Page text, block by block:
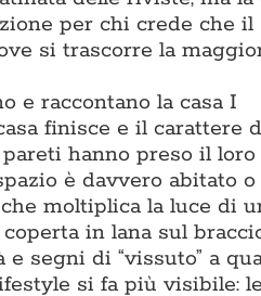
per chi crede che il
si trascorre la
e raccontano la casa I
finisce e il carattere
hanno preso il loro
è davvero abitato o
moltiplica la luce di
in lana sul
segni di “vissuto” a
si fa più visibile: